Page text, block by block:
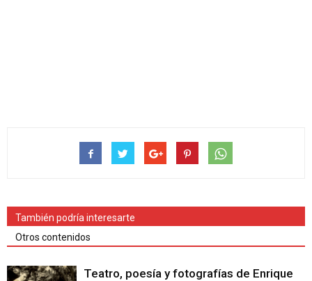
También podría interesarte
Otros contenidos
Teatro, poesía y fotografías de Enrique